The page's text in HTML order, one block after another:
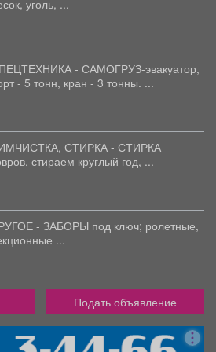
уголь, ...
- САМОГРУЗ-эвакуатор,
- 5 тонн, кран - 3 тонны. ...
СТИРКА - СТИРКА
стираем круглый год, ...
- ЗАБОРЫ под ключ; ролетные,
...
Подать объявление